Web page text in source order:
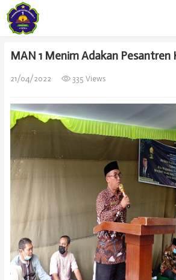
MAN 1 Menim Adakan Pesantren
21/04/2022 335 Views